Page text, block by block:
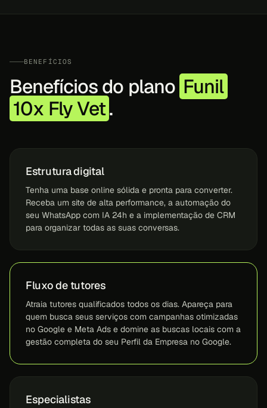
BENEFÍCIOS
Benefícios do plano Funil
10x Fly Vet.
Estrutura digital
Tenha uma base online sólida e pronta para converter.
Receba um site de alta performance, a automação do
seu WhatsApp com IA 24h e a implementação de CRM
para organizar todas as suas conversas.
Fluxo de tutores
Atraia tutores qualificados todos os dias. Apareça para
quem busca seus serviços com campanhas otimizadas
no Google e Meta Ads e domine as buscas locais com a
gestão completa do seu Perfil da Empresa no Google.
Especialistas